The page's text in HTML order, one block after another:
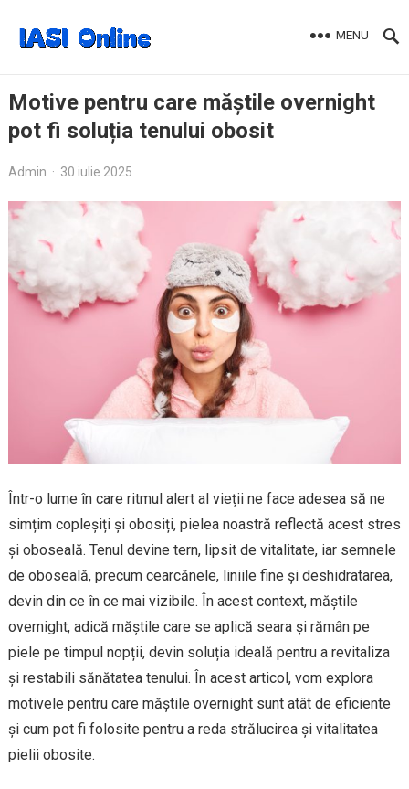
MENU
Motive pentru care măștile overnight
pot fi soluția tenului obosit
Admin · 30 iulie 2025
Într-o lume în care ritmul alert al vieții ne face adesea să ne
simțim copleșiți și obosiți, pielea noastră reflectă acest stres
și oboseală. Tenul devine tern, lipsit de vitalitate, iar semnele
de oboseală, precum cearcănele, liniile fine și deshidratarea,
devin din ce în ce mai vizibile. În acest context, măștile
overnight, adică măștile care se aplică seara și rămân pe
piele pe timpul nopții, devin soluția ideală pentru a revitaliza
și restabili sănătatea tenului. În acest articol, vom explora
motivele pentru care măștile overnight sunt atât de eficiente
și cum pot fi folosite pentru a reda strălucirea și vitalitatea
pielii obosite.